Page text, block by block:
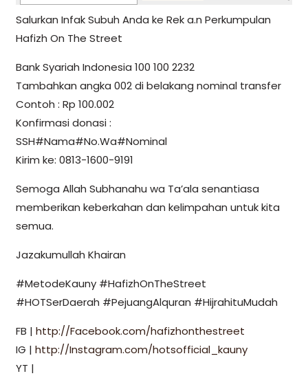
Salurkan Infak Subuh Anda ke Rek a.n Perkumpulan
Hafizh On The Street
Bank Syariah Indonesia 100 100 2232
Tambahkan angka 002 di belakang nominal transfer
Contoh : Rp 100.002
Konfirmasi donasi :
SSH#Nama#No.Wa#Nominal
Kirim ke: 0813-1600-9191
Semoga Allah Subhanahu wa Ta’ala senantiasa
memberikan keberkahan dan kelimpahan untuk kita
semua.
Jazakumullah Khairan
#MetodeKauny #HafizhOnTheStreet
#HOTSerDaerah #PejuangAlquran #HijrahituMudah
FB |http://Facebook.com/hafizhonthestreet
IG |http://Instagram.com/hotsofficial_kauny
YT |